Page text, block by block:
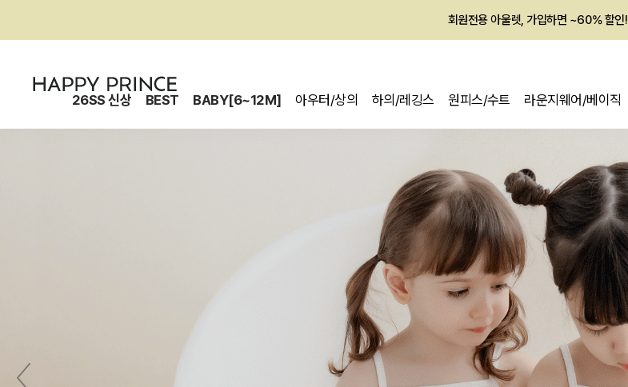
회원전용 아울렛, 가입하면 ~60% 할인!
26SS 신상 BEST BABY[6~12M] 아우터/상의 하의/레깅스 원피스/수트 라운지웨어/베이직